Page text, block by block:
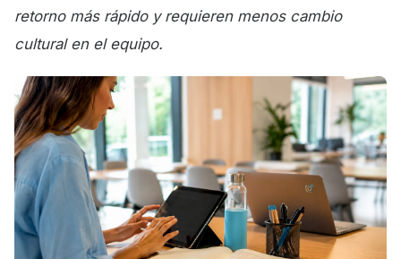
retorno más rápido y requieren menos cambio
cultural en el equipo.